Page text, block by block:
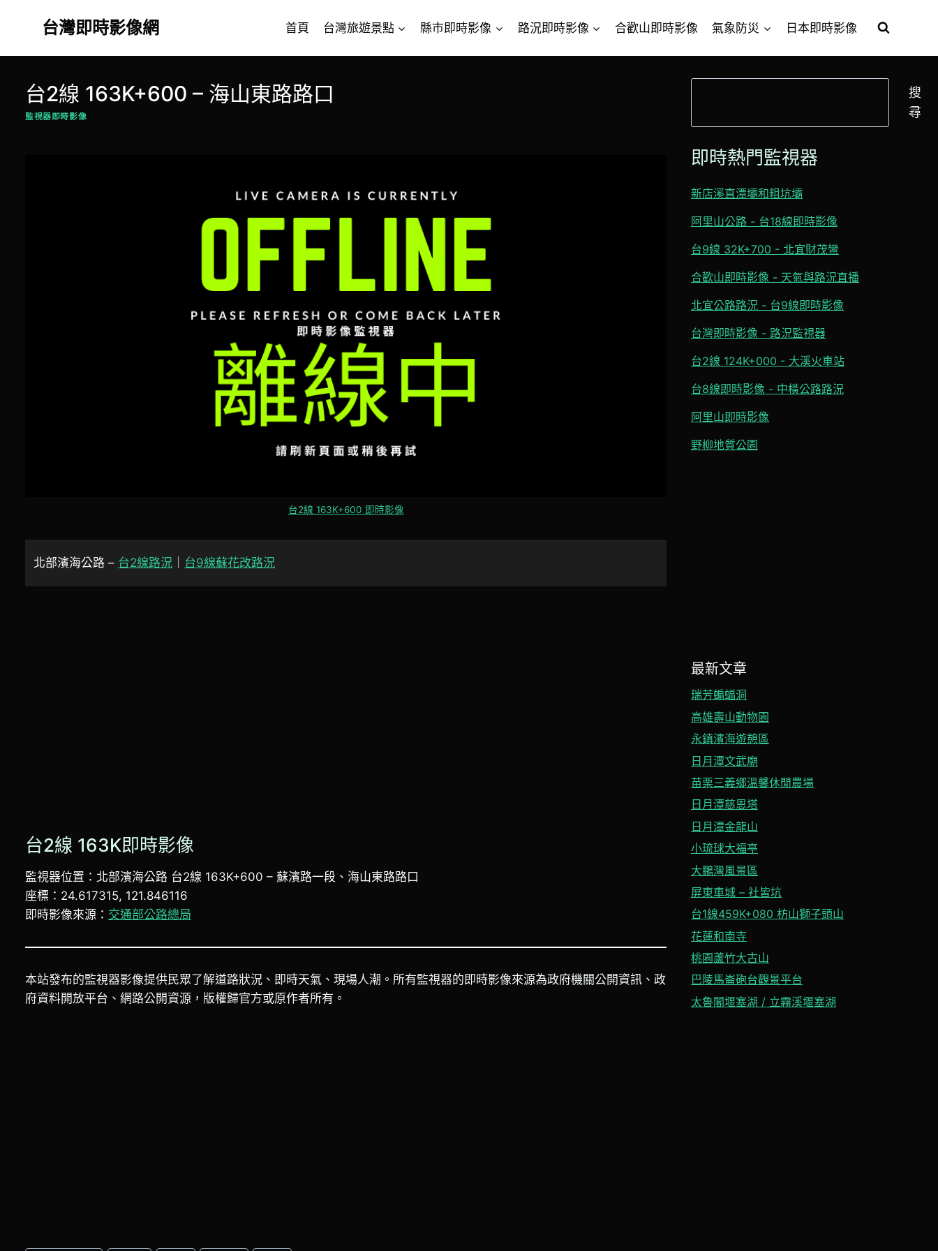
台灣即時影像網 首頁 台灣旅遊景點 縣市即時影像 路況即時影像 合歡山即時影像 氣象防災 日本即時影像
台2線 163K+600 – 海山東路路口
監視器即時影像
台2線 163K+600 即時影像
北部濱海公路 – 台2線路況 台9線蘇花改路況
台2線 163K即時影像
監視器位置：北部濱海公路 台2線 163K+600 – 蘇濱路一段、海山東路路口
座標：24.617315, 121.846116
即時影像來源： 交通部公路總局
本站發布的監視器影像提供民眾了解道路狀況、即時天氣、現場人潮。所有監視器的即時影像來源為政府機關公開資訊、政
府資料開放平台、網路公開資源，版權歸官方或原作者所有。
搜
尋
即時熱門監視器
新店溪直潭壩和粗坑壩
阿里山公路 - 台18線即時影像
台9線 32K+700 - 北宜財茂彎
合歡山即時影像 - 天氣與路況直播
北宜公路路況 - 台9線即時影像
台灣即時影像 - 路況監視器
台2線 124K+000 - 大溪火車站
台8線即時影像 - 中橫公路路況
阿里山即時影像
野柳地質公園
最新文章
瑞芳蝙蝠洞
高雄壽山動物園
永鎮濱海遊憩區
日月潭文武廟
苗栗三義鄉溫馨休閒農場
日月潭慈恩塔
日月潭金龍山
小琉球大福亭
大鵬灣風景區
屏東車城 – 社皆坑
台1線459K+080 枋山獅子頭山
花蓮和南寺
桃園蘆竹大古山
巴陵馬崙砲台觀景平台
太魯閣堰塞湖 / 立霧溪堰塞湖